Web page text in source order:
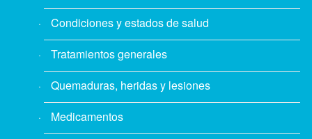
Condiciones y estados de salud
Tratamientos generales
Quemaduras, heridas y lesiones
Medicamentos